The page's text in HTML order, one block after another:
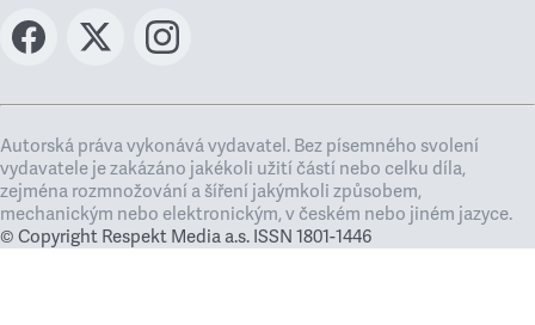
Autorská práva vykonává vydavatel. Bez písemného svolení
vydavatele je zakázáno jakékoli užití částí nebo celku díla,
zejména rozmnožování a šíření jakýmkoli způsobem,
mechanickým nebo elektronickým, v českém nebo jiném jazyce.
© Copyright Respekt Media a.s. ISSN 1801-1446